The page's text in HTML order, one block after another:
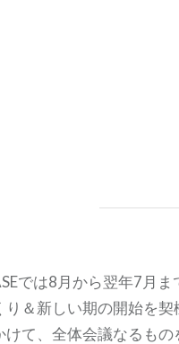
では8月から翌年7月
り＆新しい期の開始を
けて、全体会議なるも